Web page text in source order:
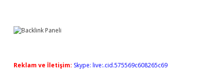
Reklam ve İletişim: Skype: live:.cid.575569c608265c69